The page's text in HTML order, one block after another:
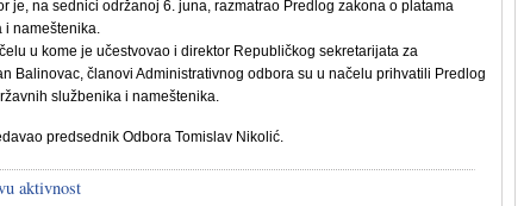
je, na sednici održanoj 6. juna, razmatrao Predlog zakona o platama
i nameštenika.
u kome je učestvovao i direktor Republičkog sekretarijata za
Balinovac, članovi Administrativnog odbora su u načelu prihvatili Predlog
službenika i nameštenika.
predsednik Odbora Tomislav Nikolić.
aktivnost